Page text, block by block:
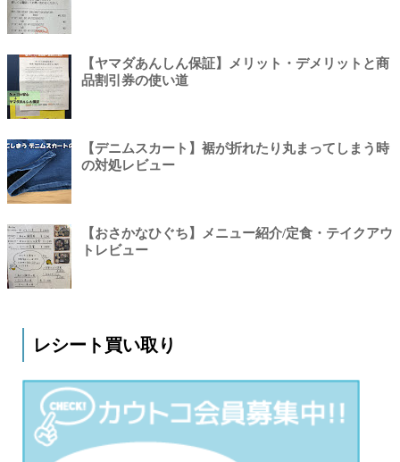
【ヤマダあんしん保証】メリット・デメリットと商
品割引券の使い道
【デニムスカート】裾が折れたり丸まってしまう時
の対処レビュー
【おさかなひぐち】メニュー紹介/定食・テイクアウ
トレビュー
レシート買い取り